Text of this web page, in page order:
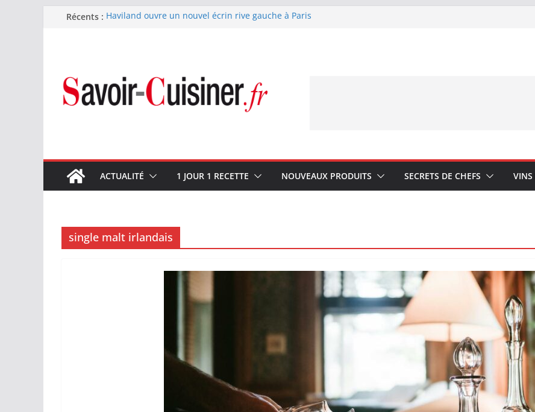
PasserRécents : Haviland ouvre un nouvel écrin rive gauche à Paris
Fête des Pères : le digestif se fait gourmand avec Laphroaig
et Arnaud Larher
Catawiki met aux enchères un whisky japonais Karuizawa
ACTUALITÉ 1 JOUR 1 RECETTE NOUVEAUX PRODUITS SECRETS DE CHEFS VINS
single malt irlandais